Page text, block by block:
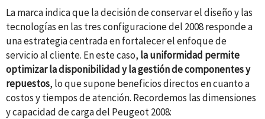
La marca indica que la decisión de conservar el diseño y las
tecnologías en las tresconfiguracionedel 2008 responde a
una estrategia centrada en fortalecer el enfoque de
servicio al cliente. En este caso, la uniformidad permite
optimizar la disponibilidad y la gestión decomponentesy
repuestos, lo que supone beneficios directos en cuanto a
costos y tiempos de atención. Recordemos las dimensiones
y capacidad de carga del Peugeot2008: